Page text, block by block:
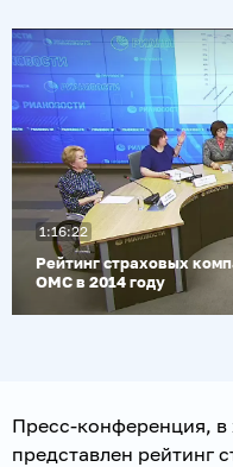
Рейтинг страховых
ОМС в 2014 году
1:16:22
Пресс-конференция,
представлен рейтинг